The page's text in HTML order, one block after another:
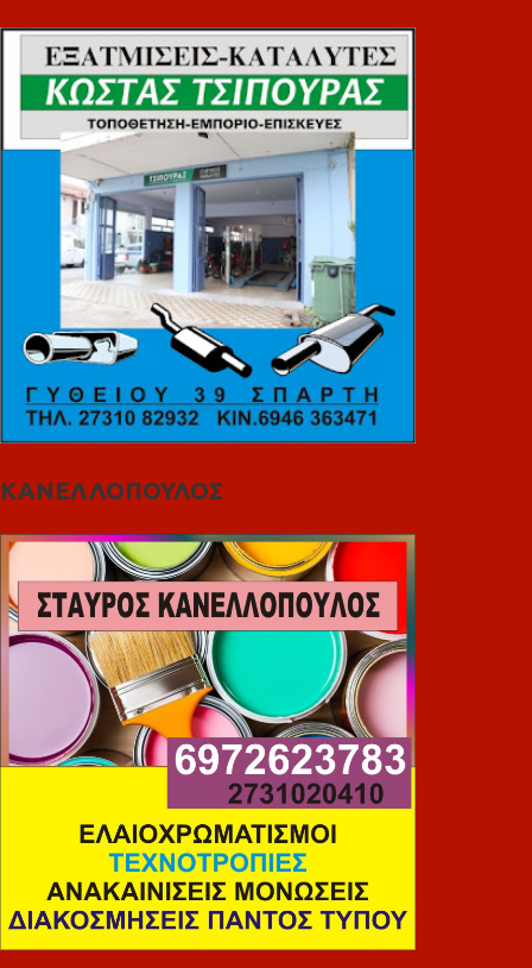
ΚΑΝΕΛΛΟΠΟΥΛΟΣ